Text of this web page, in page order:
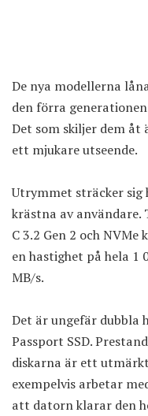
De nya modellerna
den förra
Det som skiljer dem
ett mjukare utseende.
Utrymmet sträcker sig
krästna av användare.
C 3.2 Gen 2 och
en hastighet på hela 1
MB/s.
Det är ungefär dubbla
Passport SSD.
diskarna är ett
exempelvis arbetar
att datorn klarar den